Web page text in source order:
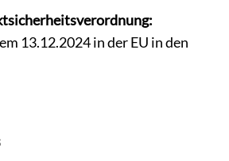
13.12.2024 in der EU in den